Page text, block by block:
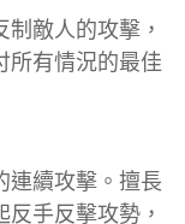
敵人的攻擊，
所有情況的最佳
連續攻擊。擅長
手反擊攻勢，